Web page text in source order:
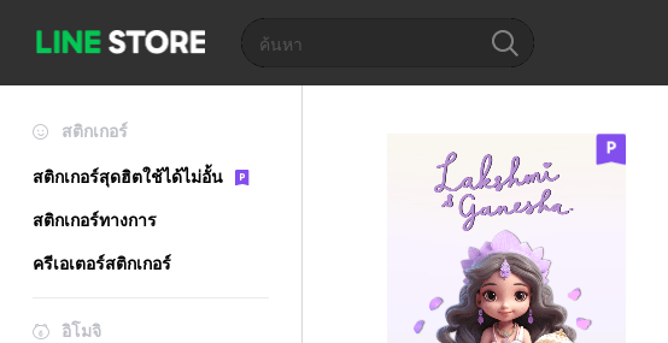
สติกเกอร์
สติกเกอร์สุดฮิตใช้ได้ไม่อั้น
สติกเกอร์ทางการ
ครีเอเตอร์สติกเกอร์
อิโมจิ